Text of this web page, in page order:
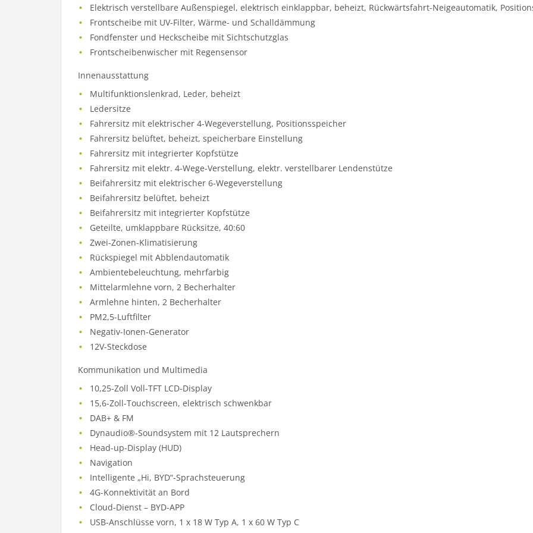
Elektrisch verstellbare Außenspiegel, elektrisch einklappbar, beheizt, Rückwärtsfahrt-Neigeautomatik,
Frontscheibe mit UV-Filter, Wärme- und Schalldämmung
Fondfenster und Heckscheibe mit Sichtschutzglas
Frontscheibenwischer mit Regensensor
Innenausstattung
Multifunktionslenkrad, Leder, beheizt
Ledersitze
Fahrersitz mit elektrischer 4-Wegeverstellung, Positionsspeicher
Fahrersitz belüftet, beheizt, speicherbare Einstellung
Fahrersitz mit integrierter Kopfstütze
Fahrersitz mit elektr. 4-Wege-Verstellung, elektr. verstellbarer Lendenstütze
Beifahrersitz mit elektrischer 6-Wegeverstellung
Beifahrersitz belüftet, beheizt
Beifahrersitz mit integrierter Kopfstütze
Geteilte, umklappbare Rücksitze, 40:60
Zwei-Zonen-Klimatisierung
Rückspiegel mit Abblendautomatik
Ambientebeleuchtung, mehrfarbig
Mittelarmlehne vorn, 2 Becherhalter
Armlehne hinten, 2 Becherhalter
PM2,5-Luftfilter
Negativ-Ionen-Generator
12V-Steckdose
Kommunikation und Multimedia
10,25-Zoll Voll-TFT LCD-Display
15,6-Zoll-Touchscreen, elektrisch schwenkbar
DAB+ & FM
Dynaudio®-Soundsystem mit 12 Lautsprechern
Head-up-Display (HUD)
Navigation
Intelligente „Hi, BYD“-Sprachsteuerung
4G-Konnektivität an Bord
Cloud-Dienst – BYD-APP
USB-Anschlüsse vorn, 1 x 18 W Typ A, 1 x 60 W Typ C